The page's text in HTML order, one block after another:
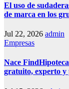
El uso de
de marca en los
Jul 22, 2026 admin
Empresas
Nace
gratuito, experto y